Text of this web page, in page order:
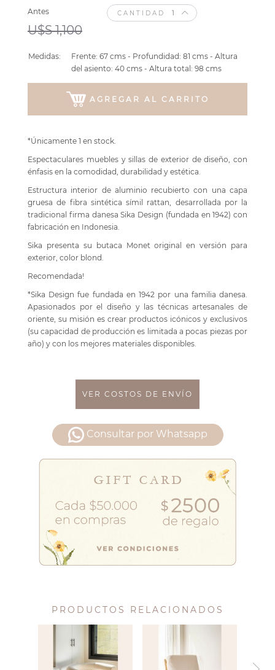
Antes
U$S 1,100
CANTIDAD
Medidas:
Frente: 67 cms - Profundidad: 81 cms - Altura
del asiento: 40 cms - Altura total: 98 cms
AGREGAR AL CARRITO
*Únicamente 1 en stock.
Espectaculares muebles y sillas de exterior de diseño, con
énfasis en la comodidad, durabilidad y estética.
Estructura interior de aluminio recubierto con una capa
gruesa de fibra sintética símil rattan, desarrollada por la
tradicional firma danesa Sika Design (fundada en 1942) con
fabricación en Indonesia.
Sika presenta su butaca Monet original en versión para
exterior, color blond.
Recomendada!
*Sika Design fue fundada en 1942 por una familia danesa.
Apasionados por el diseño y las técnicas artesanales de
oriente, su misión es crear productos icónicos y exclusivos
(su capacidad de producción es limitada a pocas piezas por
año) y con los mejores materiales disponibles.
VER COSTOS DE ENVÍO
Consultar por Whatsapp
PRODUCTOS RELACIONADOS